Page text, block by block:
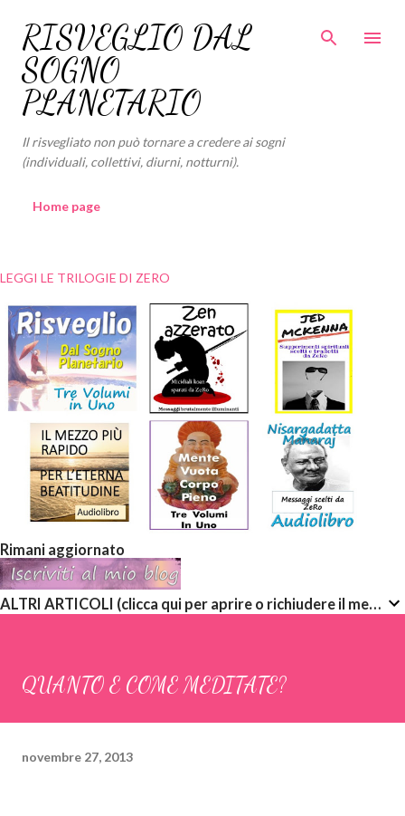
Passa ai contenuti principali
RISVEGLIO DAL
SOGNO
PLANETARIO
Il risvegliato non può tornare a credere ai sogni
(individuali, collettivi, diurni, notturni).
Home page
LEGGI LE TRILOGIE DI ZERO
Rimani aggiornato
ALTRI ARTICOLI (clicca qui per aprire o richiudere il menù a discesa)
QUANTO E COME MEDITATE?
novembre 27, 2013